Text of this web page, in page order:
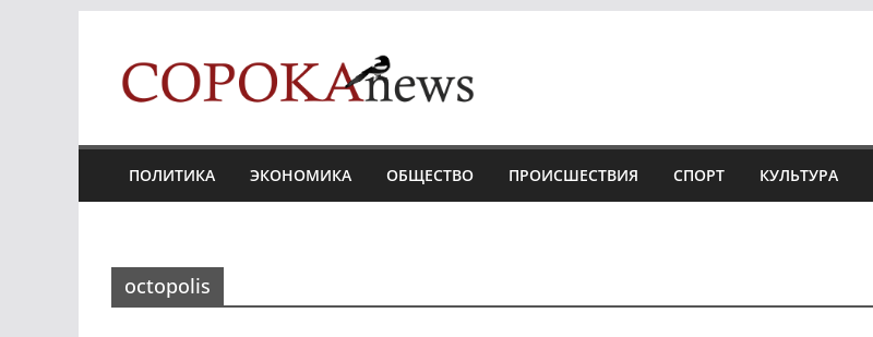
content
ПОЛИТИКА ЭКОНОМИКА ОБЩЕСТВО ПРОИСШЕСТВИЯ СПОРТ КУЛЬТУРА
octopolis